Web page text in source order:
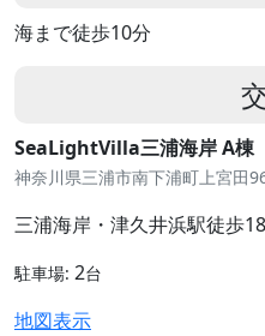
海まで徒歩10分
SeaLightVilla三浦海岸 A棟
神奈川県三浦市南下浦町上宮田
三浦海岸・津久井浜駅徒歩
駐車場: 2台
地図表示